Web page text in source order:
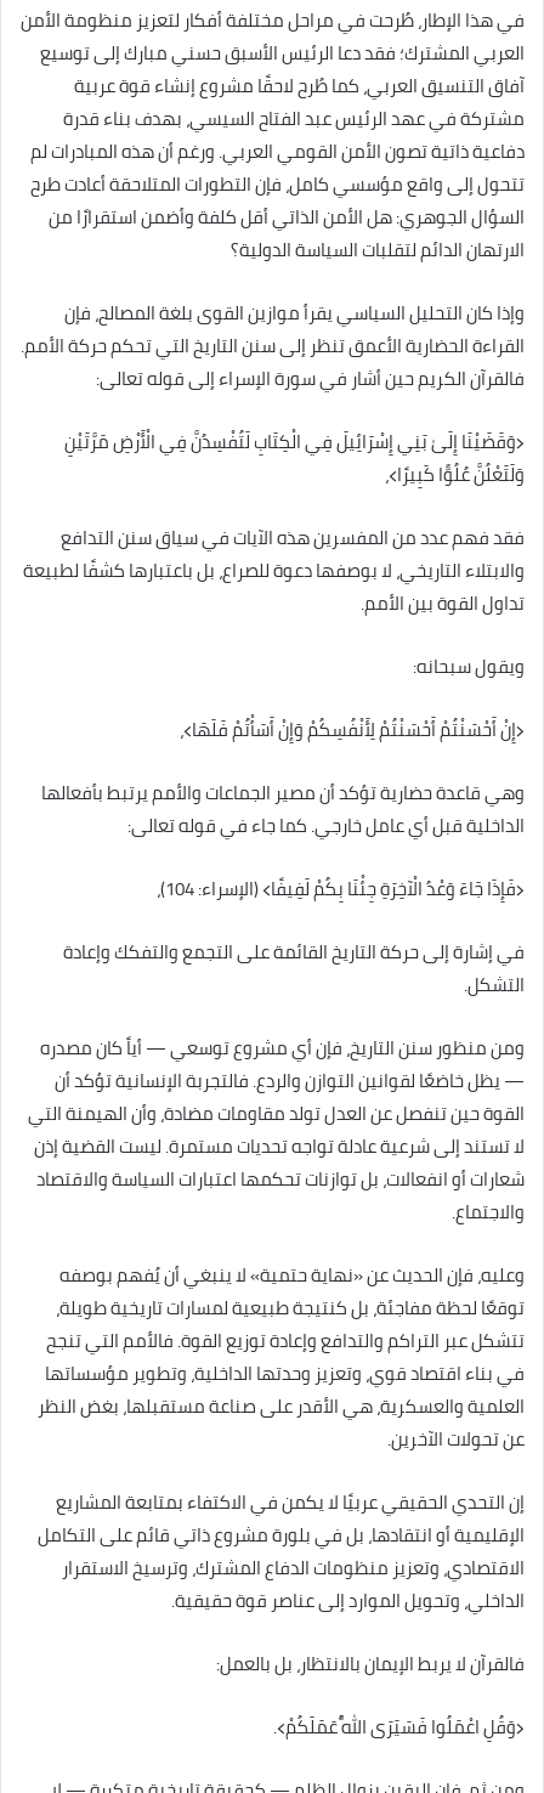
في هذا الإطار، طُرحت في مراحل مختلفة أفكار لتعزيز منظومة الأمن
العربي المشترك؛ فقد دعا الرئيس الأسبق حسني مبارك إلى توسيع
آفاق التنسيق العربي، كما طُرح لاحقًا مشروع إنشاء قوة عربية
مشتركة في عهد الرئيس عبد الفتاح السيسي، بهدف بناء قدرة
دفاعية ذاتية تصون الأمن القومي العربي. ورغم أن هذه المبادرات لم
تتحول إلى واقع مؤسسي كامل، فإن التطورات المتلاحقة أعادت طرح
السؤال الجوهري: هل الأمن الذاتي أقل كلفة وأضمن استقرارًا من
الارتهان الدائم لتقلبات السياسة الدولية؟
وإذا كان التحليل السياسي يقرأ موازين القوى بلغة المصالح، فإن
القراءة الحضارية الأعمق تنظر إلى سنن التاريخ التي تحكم حركة الأمم.
فالقرآن الكريم حين أشار في سورة الإسراء إلى قوله تعالى:
﴿وَقَضَيْنَا إِلَىٰ بَنِي إِسْرَائِيلَ فِي الْكِتَابِ لَتُفْسِدُنَّ فِي الْأَرْضِ مَرَّتَيْنِ
وَلَتَعْلُنَّ عُلُوًّا كَبِيرًا﴾،
فقد فهم عدد من المفسرين هذه الآيات في سياق سنن التدافع
والابتلاء التاريخي، لا بوصفها دعوة للصراع، بل باعتبارها كشفًا لطبيعة
تداول القوة بين الأمم.
ويقول سبحانه:
﴿إِنْ أَحْسَنْتُمْ أَحْسَنْتُمْ لِأَنْفُسِكُمْ وَإِنْ أَسَأْتُمْ فَلَهَا﴾،
وهي قاعدة حضارية تؤكد أن مصير الجماعات والأمم يرتبط بأفعالها
الداخلية قبل أي عامل خارجي. كما جاء في قوله تعالى:
﴿فَإِذَا جَاءَ وَعْدُ الْآخِرَةِ جِئْنَا بِكُمْ لَفِيفًا﴾ (الإسراء: 104)،
في إشارة إلى حركة التاريخ القائمة على التجمع والتفكك وإعادة
التشكل.
ومن منظور سنن التاريخ، فإن أي مشروع توسعي — أياً كان مصدره
— يظل خاضعًا لقوانين التوازن والردع. فالتجربة الإنسانية تؤكد أن
القوة حين تنفصل عن العدل تولد مقاومات مضادة، وأن الهيمنة التي
لا تستند إلى شرعية عادلة تواجه تحديات مستمرة. ليست القضية إذن
شعارات أو انفعالات، بل توازنات تحكمها اعتبارات السياسة والاقتصاد
والاجتماع.
وعليه، فإن الحديث عن «نهاية حتمية» لا ينبغي أن يُفهم بوصفه
توقعًا لحظة مفاجئة، بل كنتيجة طبيعية لمسارات تاريخية طويلة،
تتشكل عبر التراكم والتدافع وإعادة توزيع القوة. فالأمم التي تنجح
في بناء اقتصاد قوي، وتعزيز وحدتها الداخلية، وتطوير مؤسساتها
العلمية والعسكرية، هي الأقدر على صناعة مستقبلها، بغض النظر
عن تحولات الآخرين.
إن التحدي الحقيقي عربيًا لا يكمن في الاكتفاء بمتابعة المشاريع
الإقليمية أو انتقادها، بل في بلورة مشروع ذاتي قائم على التكامل
الاقتصادي، وتعزيز منظومات الدفاع المشترك، وترسيخ الاستقرار
الداخلي، وتحويل الموارد إلى عناصر قوة حقيقية.
فالقرآن لا يربط الإيمان بالانتظار، بل بالعمل:
﴿وَقُلِ اعْمَلُوا فَسَيَرَى اللَّهُ عَمَلَكُمْ﴾.